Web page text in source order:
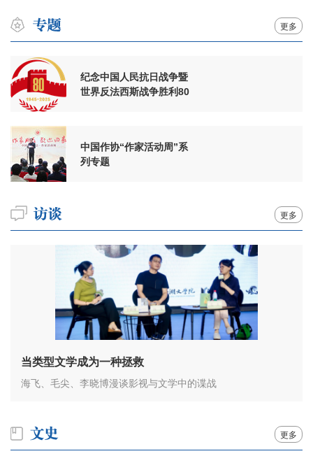
更多
纪念中国人民抗日战争暨
世界反法西斯战争胜利80
中国作协“作家活动周”系
列专题
更多
当类型文学成为一种拯救
海飞、毛尖、李晓博漫谈影视与文学中的谍战
更多